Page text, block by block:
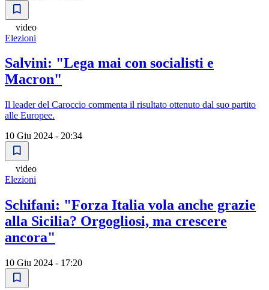
video
Elezioni
Salvini: "Lega mai con socialisti e
Macron"
Il leader del Caroccio commenta il risultato ottenuto dal suo partito
alle Europee.
10 Giu 2024 - 20:34
video
Elezioni
Schifani: "Forza Italia vola anche grazie
alla Sicilia? Orgogliosi, ma crescere
ancora"
10 Giu 2024 - 17:20